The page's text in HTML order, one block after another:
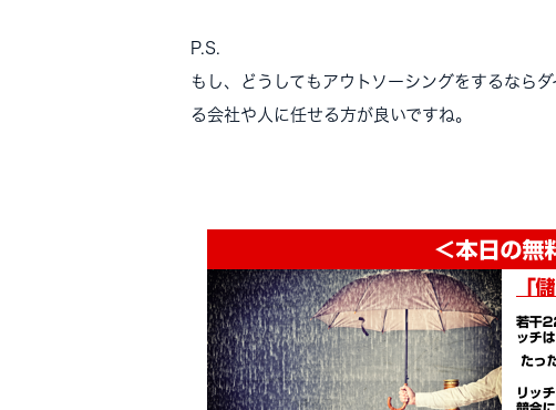
P.S.
もし、どうしてもアウトソーシングをするなら
る会社や人に任せる方が良いですね。